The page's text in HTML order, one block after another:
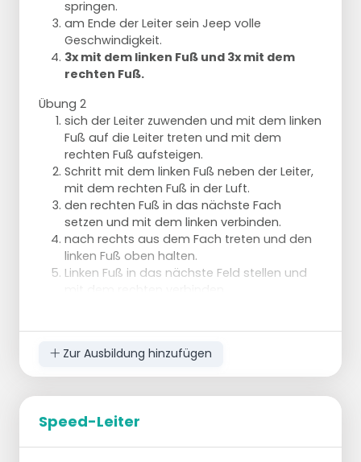
mit zwei Beinen diagonal über den Hut
auf das nächste Feld springen.
Dann mit zwei Beinen im Quadrat und
auf der anderen Seite daneben.
Dann wieder über den Hut usw.
diagonal nach rechts.
springen.
am Ende der Leiter sein Jeep volle
Geschwindigkeit.
3x mit dem linken Fuß und 3x mit dem
rechten Fuß.
Übung 2
sich der Leiter zuwenden und mit dem linken
Fuß auf die Leiter treten und mit dem
rechten Fuß aufsteigen.
Schritt mit dem linken Fuß neben der Leiter,
mit dem rechten Fuß in der Luft.
den rechten Fuß in das nächste Fach
setzen und mit dem linken verbinden.
nach rechts aus dem Fach treten und den
linken Fuß oben halten.
Linken Fuß in das nächste Feld stellen und
Übung 3
Springen Sie mit dem rechten Fuß neben die
mit dem linken Fuß abspringen, eine
Zur Ausbildung hinzufügen
Speed-Leiter